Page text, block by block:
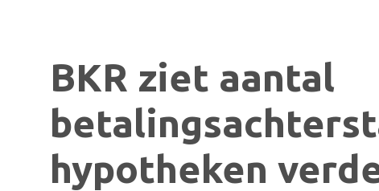
BKR ziet aantal
hypotheken